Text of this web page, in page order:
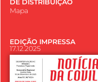
DE DISTRIBUIÇÃO
Mapa
EDIÇÃO IMPRESSA
17.12.2025